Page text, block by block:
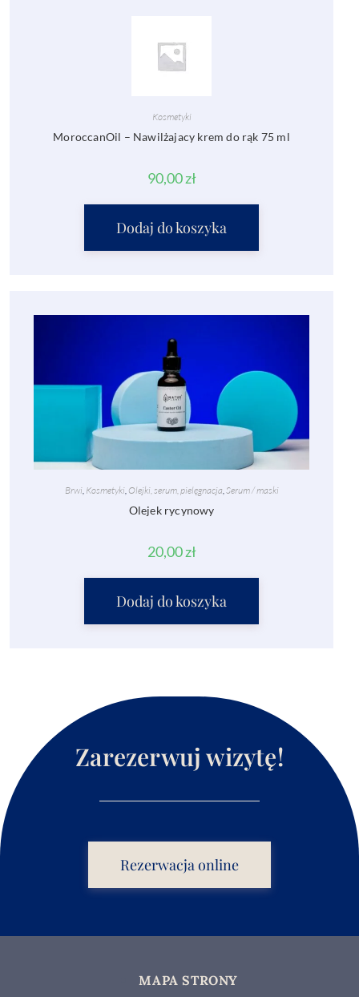
Kosmetyki
MoroccanOil – Nawilżajacy krem do rąk 75 ml
90,00zł
Dodaj do koszyka
Brwi, Kosmetyki, Olejki, serum, pielęgnacja,Serum / maski
Olejek rycynowy
20,00zł
Dodaj do koszyka
Zarezerwuj wizytę!
Rezerwacja online
MAPA STRONY